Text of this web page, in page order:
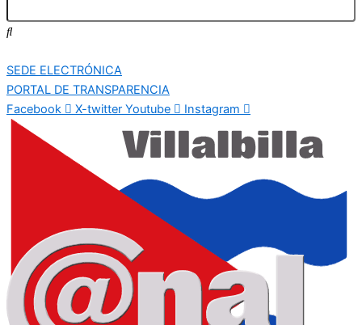
SEDE ELECTRÓNICA
PORTAL DE TRANSPARENCIA
Facebook
X-twitter Youtube Instagram